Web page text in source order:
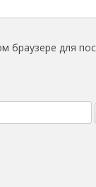
браузере для